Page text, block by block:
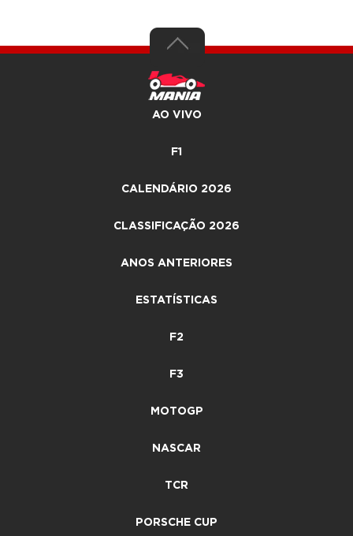
AO VIVO
F1
CALENDÁRIO 2026
CLASSIFICAÇÃO 2026
ANOS ANTERIORES
ESTATÍSTICAS
F2
F3
MOTOGP
NASCAR
TCR
PORSCHE CUP